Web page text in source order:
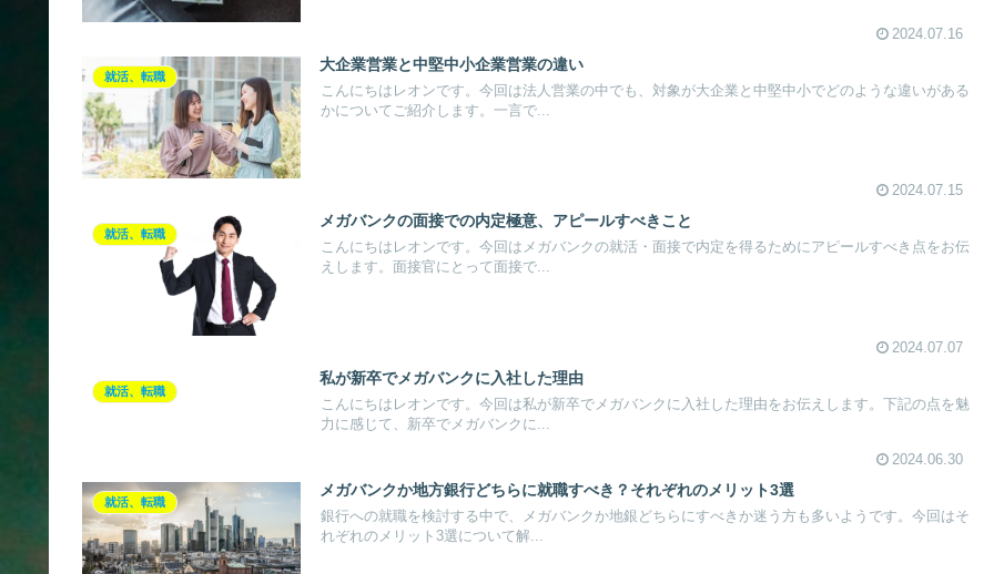
2024.07.16
就活、転職
大企業営業と中堅中小企業営業の違い
こんにちはレオンです。今回は法人営業の中でも、対象が大企業と中堅中小でどのような違いがある
かについてご紹介します。一言で...
2024.07.15
就活、転職
メガバンクの面接での内定極意、アピールすべきこと
こんにちはレオンです。今回はメガバンクの就活・面接で内定を得るためにアピールすべき点をお伝
えします。面接官にとって面接で...
2024.07.07
就活、転職
私が新卒でメガバンクに入社した理由
こんにちはレオンです。今回は私が新卒でメガバンクに入社した理由をお伝えします。下記の点を魅
力に感じて、新卒でメガバンクに...
2024.06.30
就活、転職
メガバンクか地方銀行どちらに就職すべき？それぞれのメリット3選
銀行への就職を検討する中で、メガバンクか地銀どちらにすべきか迷う方も多いようです。今回はそ
れぞれのメリット3選について解...